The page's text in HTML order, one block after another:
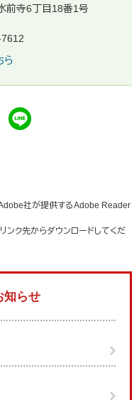
前寺6丁目18番1号
7612
ら
社が提供するAdobe Reader
ク先からダウンロードしてくだ
知らせ